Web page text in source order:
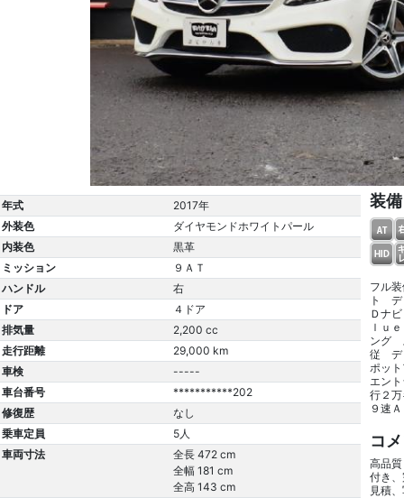
年式
2017年
外装色
ダイヤモンドホワイトパール
内装色
黒革
ミッション
９ＡＴ
ハンドル
右
ドア
４ドア
排気量
2,200 cc
走行距離
29,000 km
車検
-----
車台番号
***********202
修復歴
なし
乗車定員
5人
車両寸法
全長 472 cm
全幅 181 cm
全高 143 cm
装備
フル
ト デ
Ｄナ
ｌｕ
ング
従 デ
ポッ
エン
行２
９速
コ
高品
付き
見積